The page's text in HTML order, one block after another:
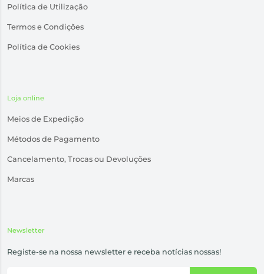
Política de Utilização
Termos e Condições
Política de Cookies
Loja online
Meios de Expedição
Métodos de Pagamento
Cancelamento, Trocas ou Devoluções
Marcas
Newsletter
Registe-se na nossa newsletter e receba notícias nossas!